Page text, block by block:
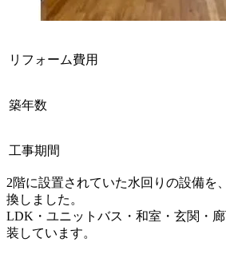
リフォーム費用
築年数
工事期間
2階に設置されていた水回りの設備を
換しました。
LDK・ユニットバス・和室・玄関・
装しています。